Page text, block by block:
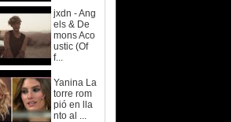
jxdn - Ang
els & De
mons Aco
ustic (Of
f...
Yanina La
torre rom
pió en lla
nto al ...